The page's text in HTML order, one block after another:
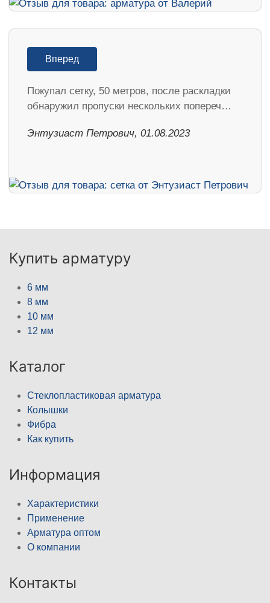
Вперед
Покупал сетку, 50 метров, после раскладки
обнаружил пропуски нескольких попереч…
Энтузиаст Петрович, 01.08.2023
Купить арматуру
6 мм
8 мм
10 мм
12 мм
Каталог
Стеклопластиковая арматура
Колышки
Фибра
Как купить
Информация
Характеристики
Применение
Арматура оптом
О компании
Контакты